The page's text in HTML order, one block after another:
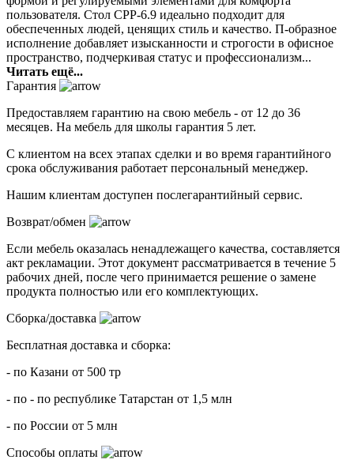
пользователя. Стол СРР-6.9 идеально подходит для
обеспеченных людей, ценящих стиль и качество. П-образное
исполнение добавляет изысканности и строгости в офисное
пространство, подчеркивая статус и профессионализм...
Читать ещё...
Гарантия
Предоставляем гарантию на свою мебель - от 12 до 36
месяцев. На мебель для школы гарантия 5 лет.
С клиентом на всех этапах сделки и во время гарантийного
срока обслуживания работает персональный менеджер.
Нашим клиентам доступен послегарантийный сервис.
Возврат/обмен
Если мебель оказалась ненадлежащего качества, составляется
акт рекламации. Этот документ рассматривается в течение 5
рабочих дней, после чего принимается решение о замене
продукта полностью или его комплектующих.
Сборка/доставка
Бесплатная доставка и сборка:
- по Казани от 500 тр
- по - по республике Татарстан от 1,5 млн
- по России от 5 млн
Способы оплаты